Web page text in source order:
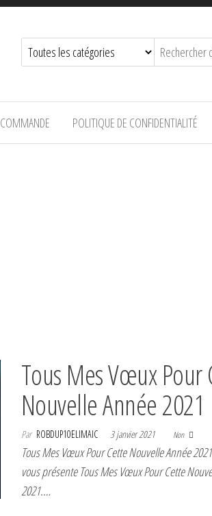
COMMANDE POLITIQUE DE CONFIDENTIALITÉ
Tous Mes Vœux Pour
Nouvelle Année 2021
Par ROBDUP10ELIMAIC 3 janvier 2021 Non
Tous Mes Vœux Pour Cette Nouvelle Année
vous présente Tous Mes Vœux Pour Cette
2021.…